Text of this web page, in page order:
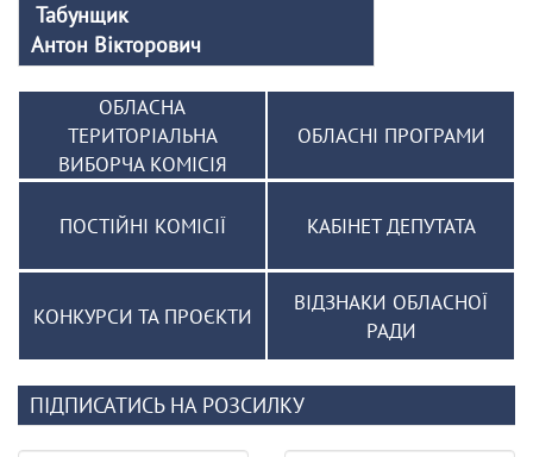
Табунщик
Антон Вікторович
ОБЛАСНА
ТЕРИТОРІАЛЬНА
ВИБОРЧА КОМІСІЯ
ОБЛАСНІ ПРОГРАМИ
ПОСТІЙНІ КОМІСІЇ КАБІНЕТ ДЕПУТАТА
КОНКУРСИ ТА ПРОЄКТИ
ВІДЗНАКИ ОБЛАСНОЇ
РАДИ
ПІДПИСАТИСЬ НА РОЗСИЛКУ